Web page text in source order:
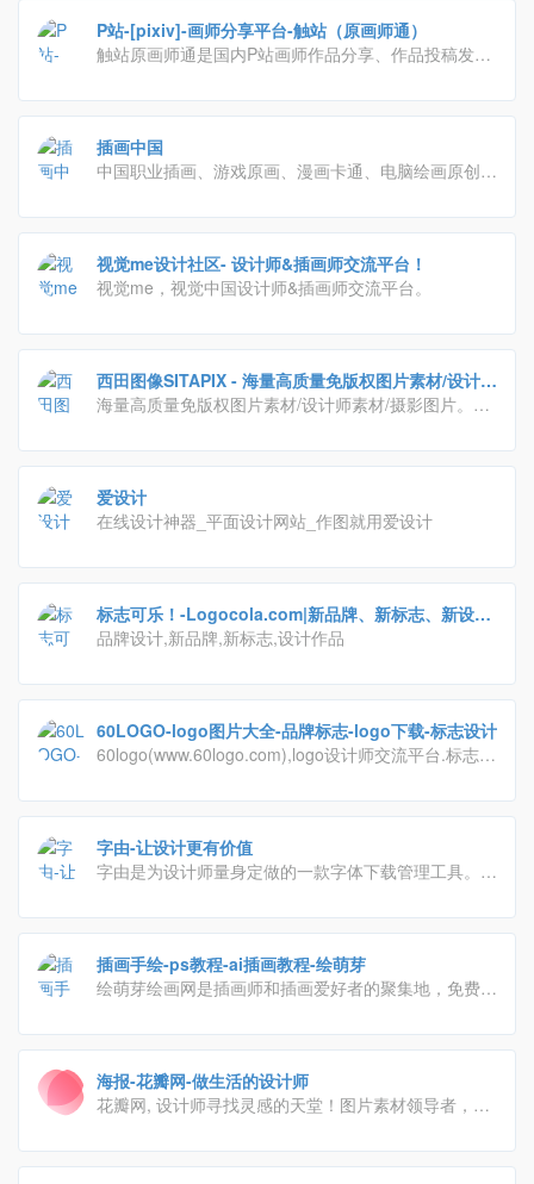
P站-[pixiv]-画师分享平台-触站（原画师通）
触站原画师通是国内P站画师作品分享、作品投稿发布
握！触站涵盖游戏原画、日系插画、二次元漫画、手
站！
插画中国
中国职业插画、游戏原画、漫画卡通、电脑绘画原创网
画廊、插画招聘征稿、插画教程、插画培训、插画设计
视觉me设计社区- 设计师&插画师交流平台！
视觉me，视觉中国设计师&插画师交流平台。
西田图像SITAPIX - 海量高质量免版权图片素材/设计师
素材/摄影图片
海量高质量免版权图片素材/设计师素材/摄影图片。
设计素材、PPT制作图片素材、高清壁纸、高清大图、
爱设计
在线设计神器_平面设计网站_作图就用爱设计
标志可乐！-Logocola.com|新品牌、新标志、新设
计！
品牌设计,新品牌,新标志,设计作品
60LOGO-logo图片大全-品牌标志-logo下载-标志设计
60logo(www.60logo.com),logo设计师交流平台.标志设
了他们的logo设计,品牌标志设计,公司logo设计和文字
字由-让设计更有价值
字由是为设计师量身定做的一款字体下载管理工具。这
和高效的使用字体，还为你展示了每款字体的详细信息
你领略字体在设计中的更多精彩。
插画手绘-ps教程-ai插画教程-绘萌芽
绘萌芽绘画网是插画师和插画爱好者的聚集地，免费提
稿素材、插画图片、绘画工具下载等资源的全面绘画学
海报-花瓣网-做生活的设计师
花瓣网, 设计师寻找灵感的天堂！图片素材领导者，帮
感,保存有用的素材,计划旅行,晒晒自己想要的东西